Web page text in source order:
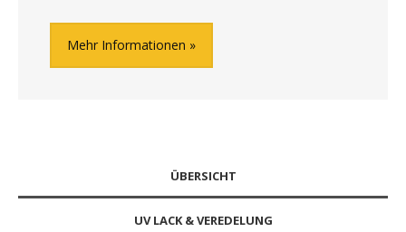
Mehr Informationen
ÜBERSICHT
UV LACK & VEREDELUNG